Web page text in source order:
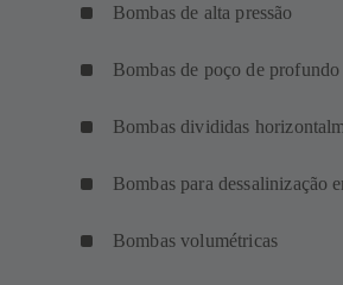
Bombas de alta pressão
Bombas de poço de profundo
Bombas divididas
Bombas para dessalinização
Bombas volumétricas